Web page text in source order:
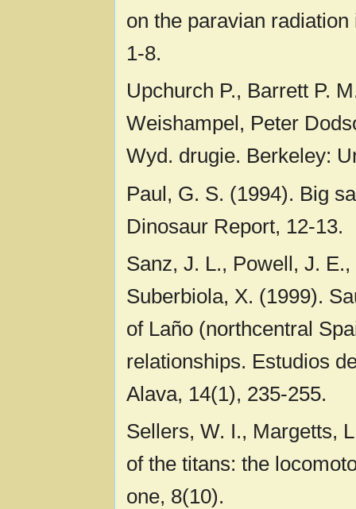
on the paravian
1-8.
Upchurch P., Barrett P.
Weishampel, Peter
Wyd. drugie. Berkeley:
Paul, G. S. (1994). Big
Dinosaur Report, 12-13.
Sanz, J. L., Powell, J.
Suberbiola, X. (1999).
of Laño (northcentral
relationships. Estudios
Alava, 14(1), 235-255.
Sellers, W. I., Margetts,
of the titans: the
one, 8(10).